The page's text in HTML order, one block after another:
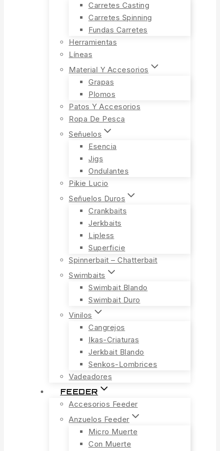
Carretes Casting
Carretes Spinning
Fundas Carretes
Herramientas
Líneas
Material Y Accesorios
Grapas
Plomos
Patos Y Accesorios
Ropa De Pesca
Señuelos
Esencia
Jigs
Ondulantes
Pikie Lucio
Señuelos Duros
Crankbaits
Jerkbaits
Lipless
Superficie
Spinnerbait – Chatterbait
Swimbaits
Swimbait Blando
Swimbait Duro
Vinilos
Cangrejos
Ikas-Criaturas
Jerkbait Blando
Senkos-Lombrices
Vadeadores
FEEDER
Accesorios Feeder
Anzuelos Feeder
Micro Muerte
Con Muerte